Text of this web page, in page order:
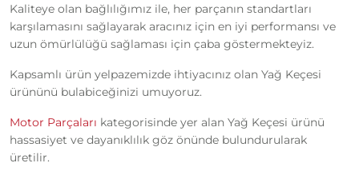
Kaliteye olan bağlılığımız ile, her parçanın standartları
karşılamasını sağlayarak aracınız için en iyi performansı ve
uzun ömürlülüğü sağlaması için çaba göstermekteyiz.
Kapsamlı ürün yelpazemizde ihtiyacınız olan Yağ Keçesi
ürününü bulabiceğinizi umuyoruz.
Motor Parçaları kategorisinde yer alan Yağ Keçesi ürünü
hassasiyet ve dayanıklılık göz önünde bulundurularak
üretilir.